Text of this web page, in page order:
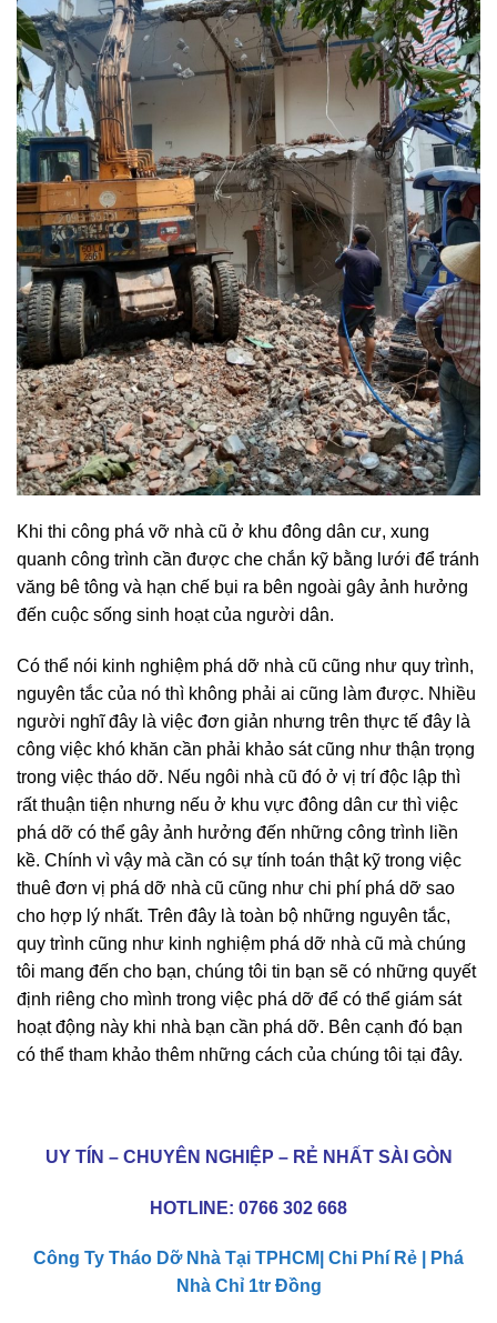
Khi thi công phá vỡ nhà cũ ở khu đông dân cư, xung
quanh công trình cần được che chắn kỹ bằng lưới để tránh
văng bê tông và hạn chế bụi ra bên ngoài gây ảnh hưởng
Có thể nói kinh nghiệm phá dỡ nhà cũ cũng như quy trình,
nguyên tắc của nó thì không phải ai cũng làm được. Nhiều
người nghĩ đây là việc đơn giản nhưng trên thực tế đây là
công việc khó khăn cần phải khảo sát cũng như thận trọng
trong việc tháo dỡ. Nếu ngôi nhà cũ đó ở vị trí độc lập thì
rất thuận tiện nhưng nếu ở khu vực đông dân cư thì việc
phá dỡ có thể gây ảnh hưởng đến những công trình liền
kề. Chính vì vậy mà cần có sự tính toán thật kỹ trong việc
thuê đơn vị phá dỡ nhà cũ cũng như chi phí phá dỡ sao
cho hợp lý nhất. Trên đây là toàn bộ những nguyên tắc,
quy trình cũng như kinh nghiệm phá dỡ nhà cũ mà chúng
tôi mang đến cho bạn, chúng tôi tin bạn sẽ có những quyết
định riêng cho mình trong việc phá dỡ để có thể giám sát
hoạt động này khi nhà bạn cần phá dỡ. Bên cạnh đó bạn
Công Ty Tháo Dỡ Nhà Tại TPHCM| Chi Phí Rẻ | Phá